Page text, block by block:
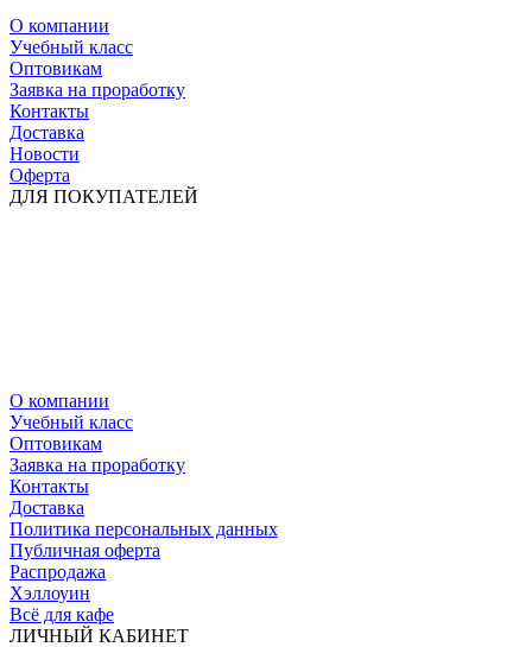
О компании
Учебный класс
Оптовикам
Заявка на проработку
Контакты
Доставка
Новости
Оферта
ДЛЯ ПОКУПАТЕЛЕЙ
О компании
Учебный класс
Оптовикам
Заявка на проработку
Контакты
Доставка
Политика персональных данных
Публичная оферта
Распродажа
Хэллоуин
Всё для кафе
ЛИЧНЫЙ КАБИНЕТ